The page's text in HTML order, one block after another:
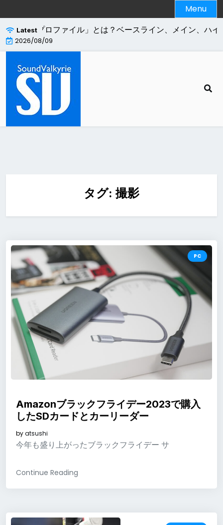
to
content
Menu
Latest
の「プロファイル」とは？ベースライン、メイン、ハイ
2026/08/09
タグ: 撮影
PC
Amazonブラックフライデー2023で購入
したSDカードとカーリーダー
byatsushi
今年も盛り上がったブラックフライデー サ
Continue Reading